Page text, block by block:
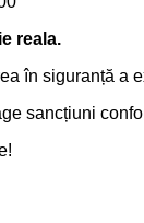
reala.
în siguranță a
sancțiuni